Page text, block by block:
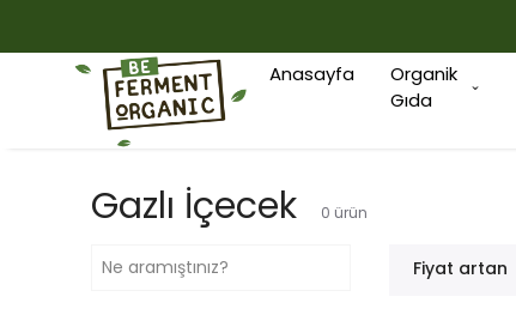
Anasayfa
Organik
Gıda
Gazlı İçecek 0 ürün
Fiyat artan